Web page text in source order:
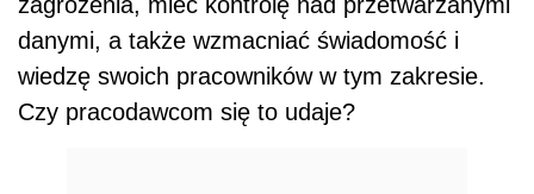
danymi, a także wzmacniać świadomość i
wiedzę swoich pracowników w tym zakresie.
Czy pracodawcom się to udaje?